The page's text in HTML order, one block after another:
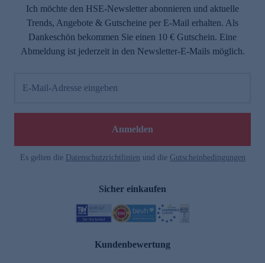
Ich möchte den HSE-Newsletter abonnieren und aktuelle
Trends, Angebote & Gutscheine per E-Mail erhalten. Als
Dankeschön bekommen Sie einen 10 € Gutschein. Eine
Abmeldung ist jederzeit in den Newsletter-E-Mails möglich.
E-Mail-Adresse eingeben
Anmelden
Es gelten die Datenschutzrichtlinien und die Gutscheinbedingungen
Sicher einkaufen
Kundenbewertung